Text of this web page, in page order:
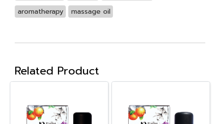
aromatherapy
massage oil
Related Product